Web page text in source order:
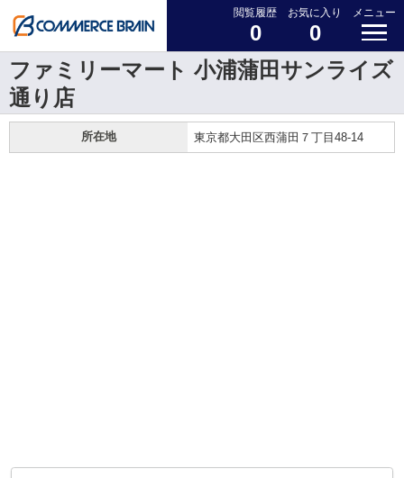
閲覧履歴
0
お気に入り
0
メニュー
ファミリーマート 小浦蒲田サンライズ
通り店
所在地 東京都大田区西蒲田７丁目48-14